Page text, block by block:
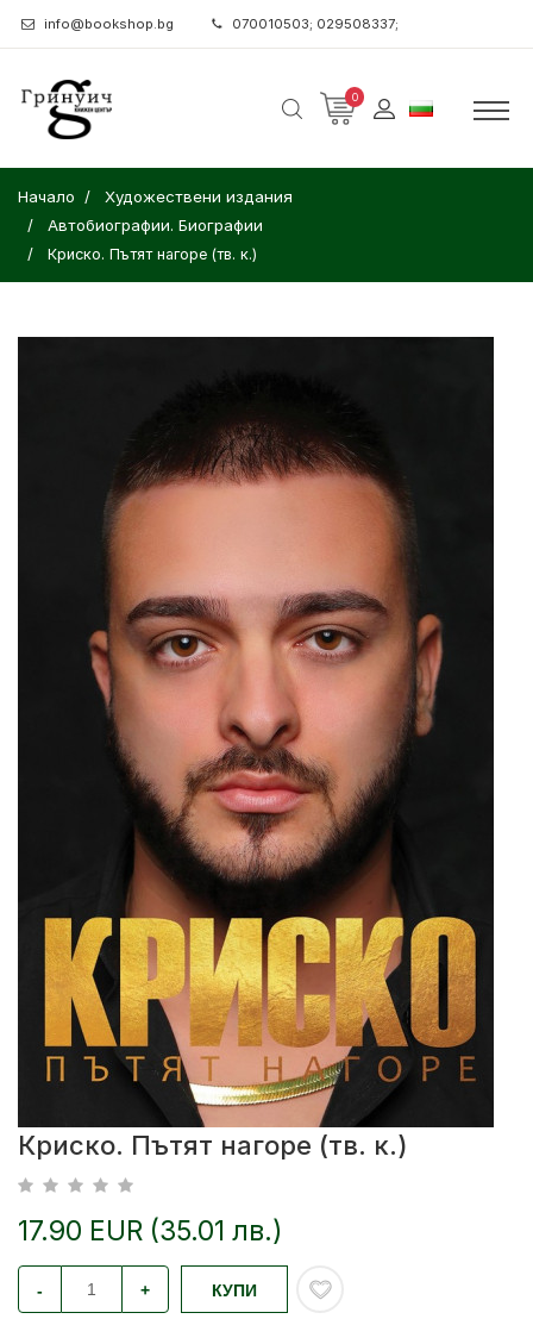
info@bookshop.bg 070010503; 029508337;
0
Начало
Художествени издания
Автобиографии. Биографии
Криско. Пътят нагоре (тв. к.)
Криско. Пътят нагоре (тв. к.)
17.90 EUR (35.01 лв.)
- + КУПИ